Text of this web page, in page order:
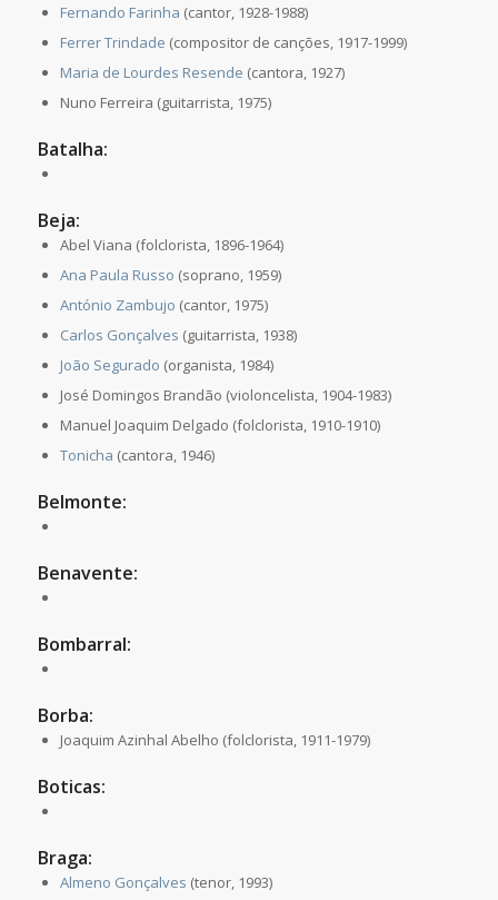
Fernando Farinha (cantor, 1928-1988)
Ferrer Trindade (compositor de canções, 1917-1999)
Maria de Lourdes Resende (cantora, 1927)
Nuno Ferreira (guitarrista, 1975)
Batalha:
Beja:
Abel Viana (folclorista, 1896-1964)
Ana Paula Russo (soprano, 1959)
António Zambujo (cantor, 1975)
Carlos Gonçalves (guitarrista, 1938)
João Segurado (organista, 1984)
José Domingos Brandão (violoncelista, 1904-1983)
Manuel Joaquim Delgado (folclorista, 1910-1910)
Tonicha (cantora, 1946)
Belmonte:
Benavente:
Bombarral:
Borba:
Joaquim Azinhal Abelho (folclorista, 1911-1979)
Boticas:
Braga:
Almeno Gonçalves (tenor, 1993)